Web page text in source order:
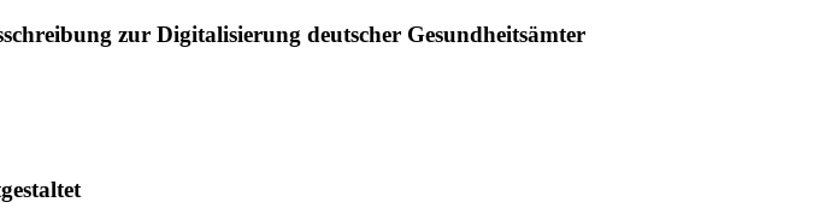
zur Digitalisierung deutscher Gesundheitsämter